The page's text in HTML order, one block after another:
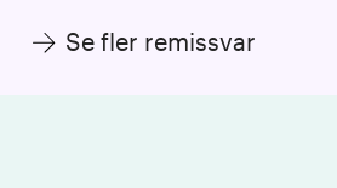
Se fler remissvar